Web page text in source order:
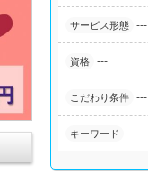
サービス形態 ---
資格 ---
こだわり条件 ---
キーワード ---